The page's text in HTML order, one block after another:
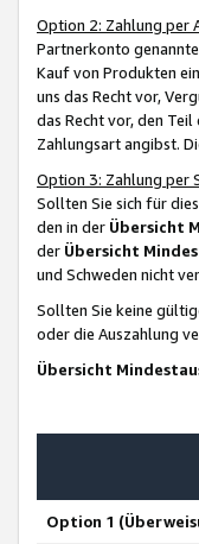
Option 2: Zahlung per
Partnerkonto
Kauf von Produkten
uns das Recht vor,
das Recht vor, den
Zahlungsart angibst.
Option 3: Zahlung per
Sollten Sie sich für
den in der Übersicht
der Übersicht
und Schweden nicht
Sollten Sie keine
oder die Auszahlung
Übersicht
Option 1